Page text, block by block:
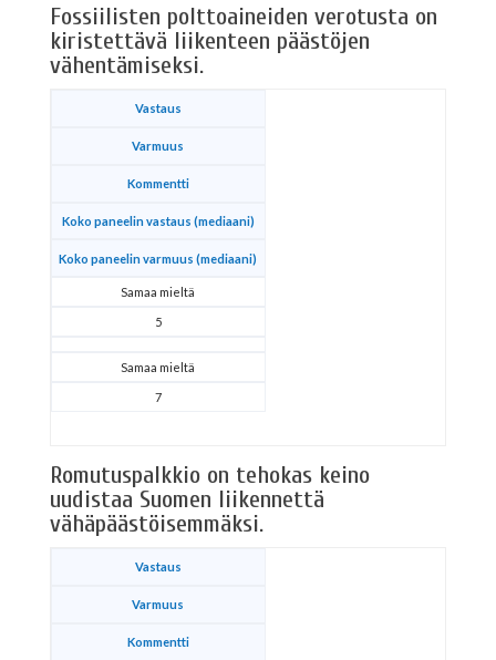
Fossiilisten polttoaineiden verotusta on
kiristettävä liikenteen päästöjen
vähentämiseksi.
Vastaus
Varmuus
Kommentti
Koko paneelin vastaus (mediaani)
Koko paneelin varmuus (mediaani)
Samaa mieltä
5
Samaa mieltä
7
Romutuspalkkio on tehokas keino
uudistaa Suomen liikennettä
vähäpäästöisemmäksi.
Vastaus
Varmuus
Kommentti